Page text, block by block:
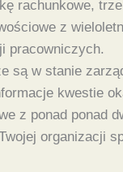
rachunkowe,
z
pracowniczych.
są w stanie
kwestie
z ponad ponad
organizacji